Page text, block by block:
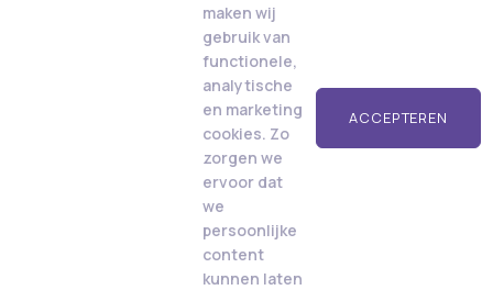
maken wij
gebruik van
functionele,
analytische
en marketing
cookies. Zo
zorgen we
ervoor dat
we
persoonlijke
content
kunnen laten
ACCEPTEREN